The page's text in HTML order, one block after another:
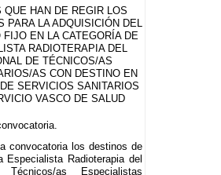
HAN DE REGIR LOS
PARA LA ADQUISICIÓN DEL
EN LA CATEGORÍA DE
RADIOTERAPIA DEL
DE TÉCNICOS/AS
AS CON DESTINO EN
SERVICIOS SANITARIOS
VASCO DE SALUD
convocatoria los destinos de
Especialista Radioterapia del
as Especialistas